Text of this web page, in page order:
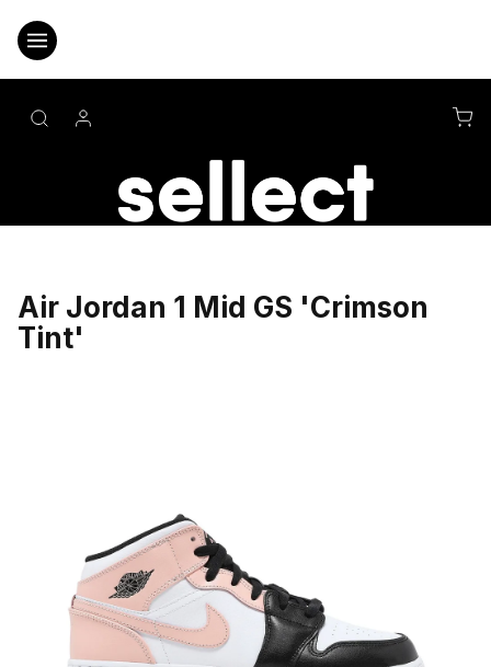
obsah
Air Jordan 1 Mid GS 'Crimson
Tint'